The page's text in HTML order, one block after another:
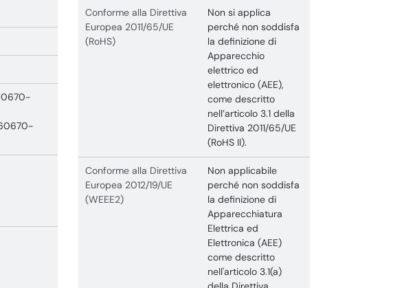
Conforme alla Direttiva
Europea 2011/65/UE
(RoHS)
Non si applica
perché non soddisfa
la definizione di
Apparecchio
elettrico ed
elettronico (AEE),
come descritto
nell’articolo 3.1 della
Direttiva 2011/65/UE
(RoHS II).
Conforme alla Direttiva
Europea 2012/19/UE
(WEEE2)
Non applicabile
perché non soddisfa
la definizione di
Apparecchiatura
Elettrica ed
Elettronica (AEE)
come descritto
nell'articolo 3.1(a)